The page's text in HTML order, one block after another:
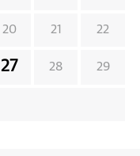
20 21 22
27 28 29